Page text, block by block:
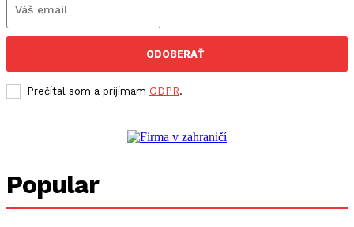
ODOBERAŤ
Prečítal som a prijímam GDPR.
Popular